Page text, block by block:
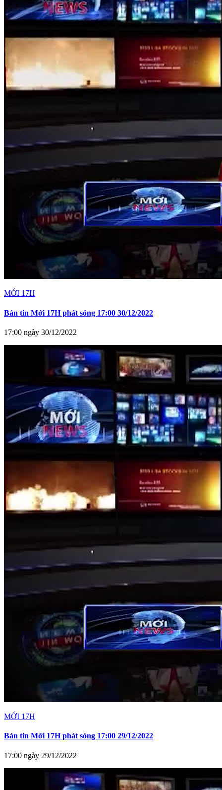
MỚI 17H
Bản tin Mới 17H phát sóng 17:00 30/12/2022
17:00 ngày 30/12/2022
MỚI 17H
Bản tin Mới 17H phát sóng 17:00 29/12/2022
17:00 ngày 29/12/2022